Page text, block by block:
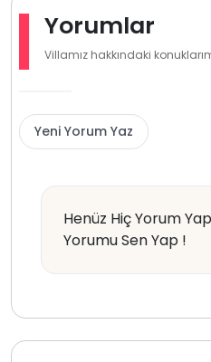
Yorumlar
Villamız hakkındaki
Yeni Yorum Yaz
Henüz Hiç Yorum
Yorumu Sen Yap !